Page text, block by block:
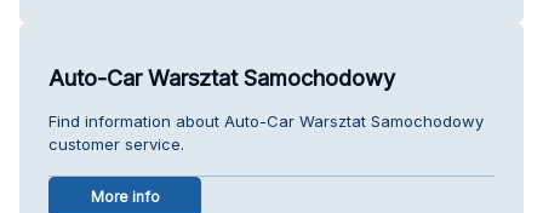
Auto-Car Warsztat Samochodowy
Find information about Auto-Car Warsztat Samochodowy
customer service.
More info